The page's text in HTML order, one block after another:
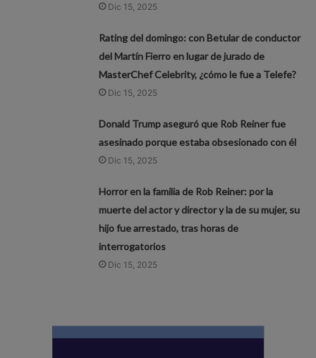
Dic 15, 2025
Rating del domingo: con Betular de conductor
del Martín Fierro en lugar de jurado de
MasterChef Celebrity, ¿cómo le fue a Telefe?
Dic 15, 2025
Donald Trump aseguró que Rob Reiner fue
asesinado porque estaba obsesionado con él
Dic 15, 2025
Horror en la familia de Rob Reiner: por la
muerte del actor y director y la de su mujer, su
hijo fue arrestado, tras horas de
interrogatorios
Dic 15, 2025